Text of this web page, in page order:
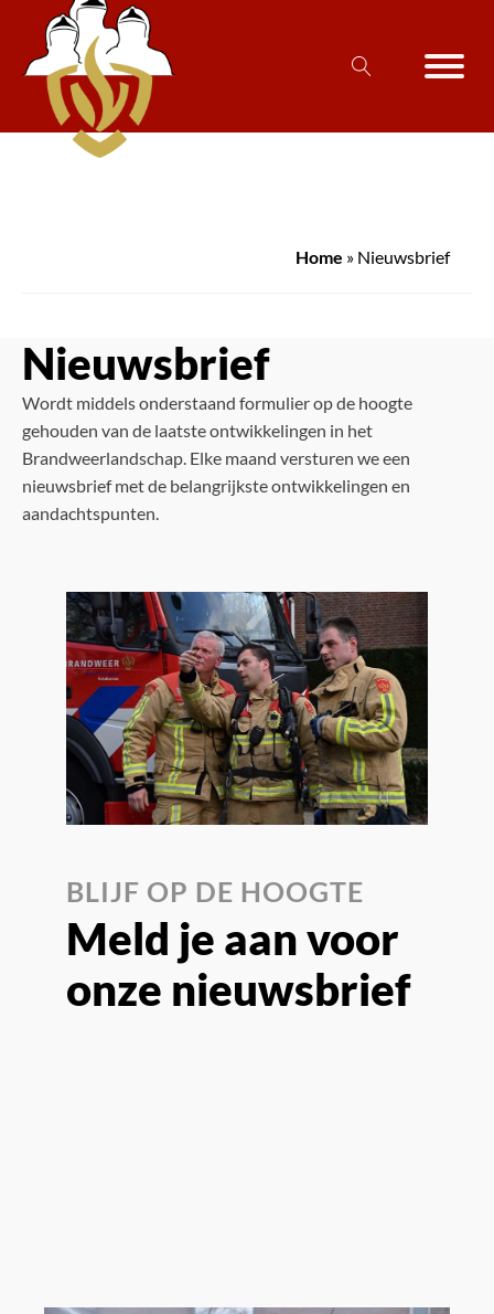
Home » Nieuwsbrief
Nieuwsbrief
Wordt middels onderstaand formulier op de hoogte
gehouden van de laatste ontwikkelingen in het
Brandweerlandschap. Elke maand versturen we een
nieuwsbrief met de belangrijkste ontwikkelingen en
aandachtspunten.
BLIJF OP DE HOOGTE
Meld je aan voor
onze nieuwsbrief